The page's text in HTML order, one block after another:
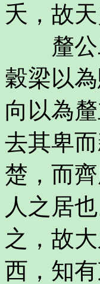
夭，故天
釐公二
穀梁以
向以為
去其卑
楚，而
人之居
之，故
西，知